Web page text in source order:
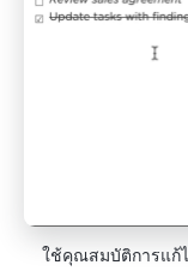
ใช้คุณสมบัติการแก้